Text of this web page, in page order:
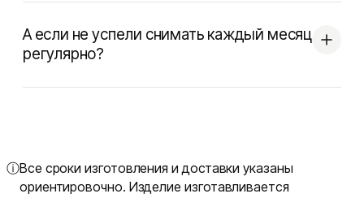
А если не успели снимать каждый месяц
регулярно?
ⓘВсе сроки изготовления и доставки указаны
ориентировочно. Изделие изготавливается